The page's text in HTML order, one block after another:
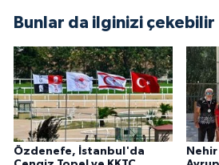
Bunlar da ilginizi çekebilir
Özdenefe, İstanbul'da